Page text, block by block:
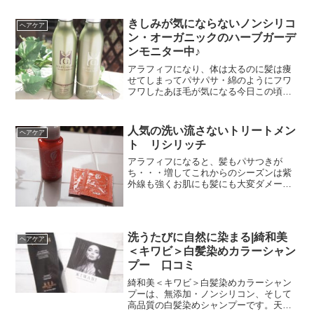
用さんでも簡単にできます。
ヘアケア
きしみが気にならないノンシリコ
ン・オーガニックのハーブガーデ
ンモニター中♪
アラフィフになり、体は太るのに髪は痩
せてしまってパサパサ・綿のようにフワ
フワしたあほ毛が気になる今日この頃。
(adsbygoogle = window.adsbygoogle ...
ヘアケア
人気の洗い流さないトリートメン
ト リシリッチ
アラフィフになると、髪もパサつきが
ち・・・増してこれからのシーズンは紫
外線も強くお肌にも髪にも大変ダメージ
ヘアケア
洗うたびに自然に染まる|綺和美
＜キワビ＞白髪染めカラーシャン
プー 口コミ
綺和美＜キワビ＞白髪染めカラーシャン
プーは、無添加・ノンシリコン、そして
高品質の白髪染めシャンプーです。天然